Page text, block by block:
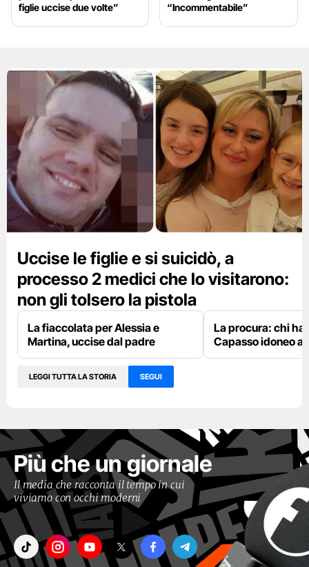
figlie uccise due volte”
“Incommentabile”
Uccise le figlie e si suicidò, a
processo 2 medici che lo visitarono:
non gli tolsero la pistola
La fiaccolata per Alessia e
Martina, uccise dal padre
La procura: chi
Capasso idoneo
LEGGI TUTTA LA STORIA SEGUI
Più che un giornale
Il media che racconta il tempo in cui
viviamo con occhi moderni